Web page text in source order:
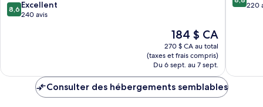
8.6
sur
8,6 Excellent
240 avis
Le
prix
est
de
184 $ CA
184 $ CA
270 $ CA au total
(taxes et frais compris)
Du 6 sept. au 7 sept.
sur 220
Consulter des hébergements semblables